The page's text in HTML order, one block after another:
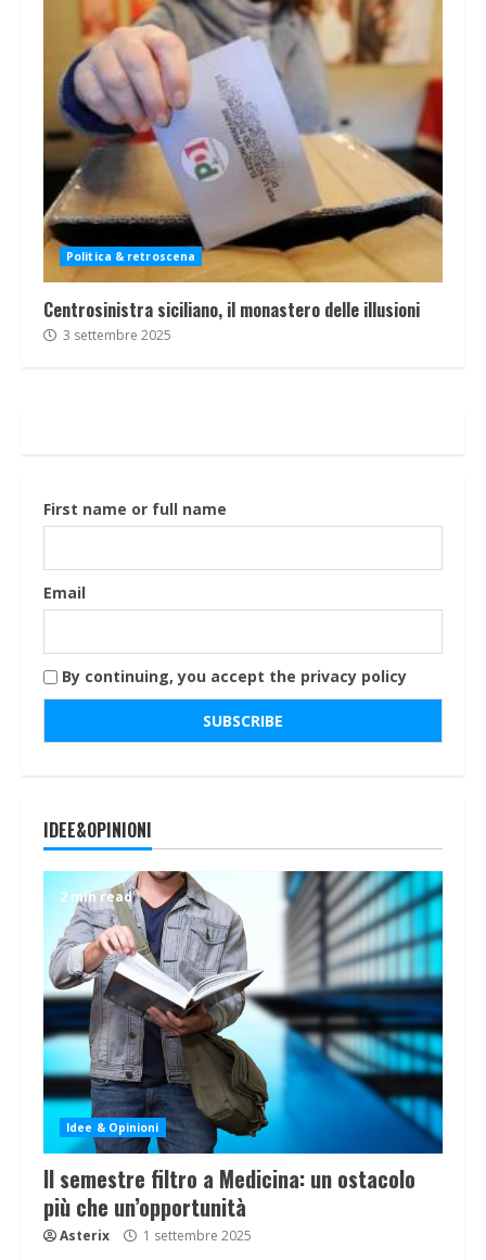
Politica & retroscena
Centrosinistra siciliano, il monastero delle illusioni
3 settembre 2025
First name or full name
Email
By continuing, you accept the privacy policy
IDEE&OPINIONI
2 min read
Idee & Opinioni
Il semestre filtro a Medicina: un ostacolo
più che un’opportunità
Asterix 1 settembre 2025